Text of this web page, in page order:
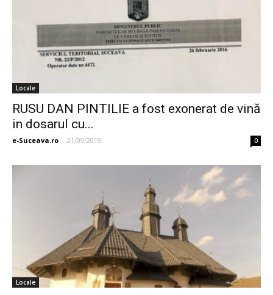
Locale
RUSU DAN PINTILIE a fost exonerat de vină
in dosarul cu...
e-Suceava.ro - 21/09/2019 0
Locale